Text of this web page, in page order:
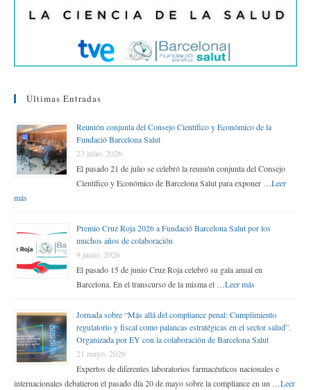
Últimas Entradas
Reunión conjunta del Consejo Científico y Económico de la
Fundació Barcelona Salut
23 julio, 2026
El pasado 21 de julio se celebró la reunión conjunta del Consejo
Científico y Económico de Barcelona Salut para exponer … Leer
más
Premio Cruz Roja 2026 a Fundació Barcelona Salut por los
muchos años de colaboración
9 junio, 2026
El pasado 15 de junio Cruz Roja celebró su gala anual en
Barcelona. En el transcurso de la misma el … Leer más
Jornada sobre “Más allá del compliance penal: Cumplimiento
regulatorio y fiscal como palancas estratégicas en el sector salud”.
Organizada por EY con la colaboración de Barcelona Salut
21 mayo, 2026
Expertos de diferentes laboratorios farmacéuticos nacionales e
internacionales debatieron el pasado día 20 de mayo sobre la compliance en un … Leer